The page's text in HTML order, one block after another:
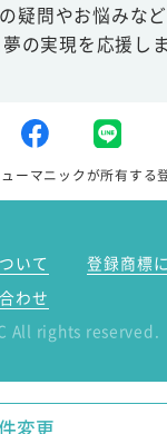
疑問やお悩みな
の実現を応援しま
ーマニックが所有する
いて 登録商標
わせ
All rights reserved.
変更